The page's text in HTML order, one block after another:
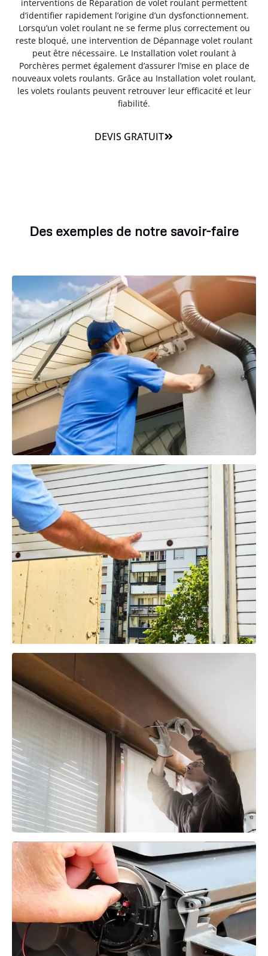
interventions de Réparation de volet roulant permettent
d’identifier rapidement l’origine d’un dysfonctionnement.
Lorsqu’un volet roulant ne se ferme plus correctement ou
reste bloqué, une intervention de Dépannage volet roulant
peut être nécessaire. Le Installation volet roulant à
Porchères permet également d’assurer l’mise en place de
nouveaux volets roulants. Grâce au Installation volet roulant,
les volets roulants peuvent retrouver leur efficacité et leur
fiabilité.
DEVIS GRATUIT
Des exemples de notre savoir-faire